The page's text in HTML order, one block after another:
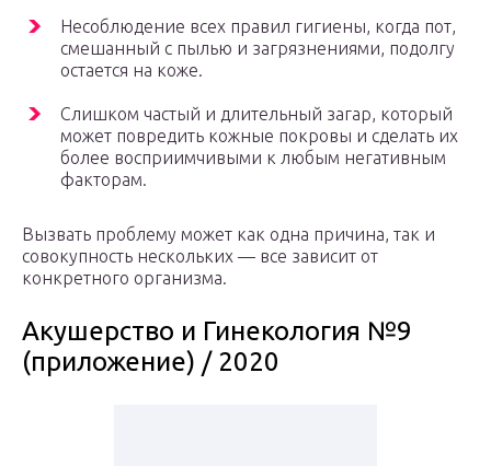
Несоблюдение всех правил гигиены, когда пот,
смешанный с пылью и загрязнениями, подолгу
остается на коже.
Слишком частый и длительный загар, который
может повредить кожные покровы и сделать их
более восприимчивыми к любым негативным
факторам.
Вызвать проблему может как одна причина, так и
совокупность нескольких — все зависит от
конкретного организма.
Акушерство и Гинекология №9
(приложение) / 2020